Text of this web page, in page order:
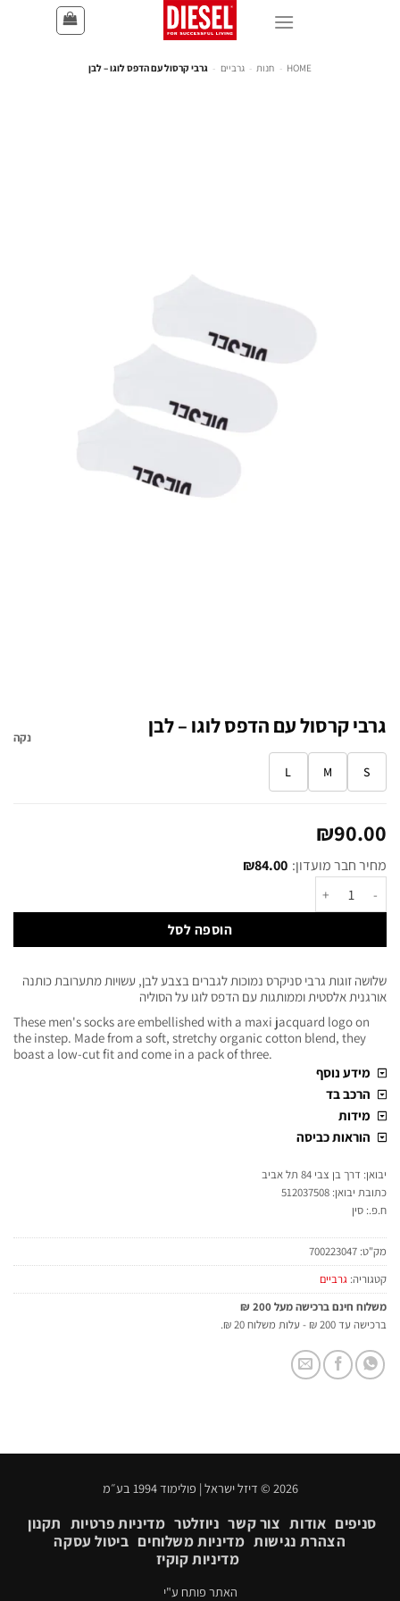
HOME
- חנות - גרביים - גרבי קרסול עם הדפס לוגו – לבן
גרבי קרסול עם הדפס לוגו – לבן
S
M
L
נקה
₪90.00
מחיר חבר מועדון: ₪84.00
הוספה לסל
שלושה זוגות גרבי סניקרס נמוכות לגברים בצבע לבן, עשויות מתערובת כותנה
אורגנית אלסטית וממותגות עם הדפס לוגו על הסוליה
These men's socks are embellished with a maxi jacquard logo on
the instep. Made from a soft, stretchy organic cotton blend, they
boast a low-cut fit and come in a pack of three.
מידע נוסף
הרכב בד
מידות
הוראות כביסה
יבואן: דרך בן צבי 84 תל אביב
כתובת יבואן: 512037508
ח.פ.: סין
מק"ט: 700223047
קטגוריה: גרביים
משלוח חינם ברכישה מעל 200 ₪
ברכישה עד 200 ₪ - עלות משלוח 20 ₪.
2026 © דיזל ישראל | פולימוד 1994 בע״מ
סניפים אודות צור קשר ניוזלטר מדיניות פרטיות תקנון
הצהרת נגישות מדיניות משלוחים ביטול עסקה
מדיניות קוקיז
האתר פותח ע"י